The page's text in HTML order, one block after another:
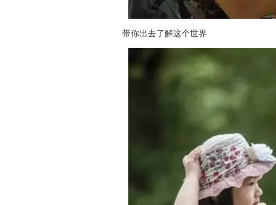
带你出去了解这个世界